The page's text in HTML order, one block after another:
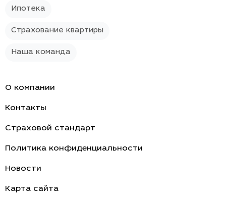
Ипотека
Страхование квартиры
Наша команда
О компании
Контакты
Страховой стандарт
Политика конфиденциальности
Новости
Карта сайта